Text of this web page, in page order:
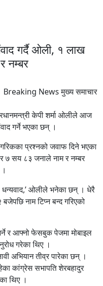
गर्दै ओली, १ लाख
नम्बर
Breaking News मुख्य समाचार
केपी शर्मा ओलीले आज
गर्ने भएका छन् ।
प्रश्नको जवाफ दिने भएका
७ सय ८३ जनाले नाम र नम्बर
धन्यवाद,’ ओलीले भनेका छन् । धेरै
नाम टिप्न बन्द गरिएको
र आफ्नो फेसबुक पेजमा मोबाइल
गरेका थिए ।
अभियान तीव्र पारेका छन् ।
कांग्रेस सभापति शेरबहादुर
थिए ।